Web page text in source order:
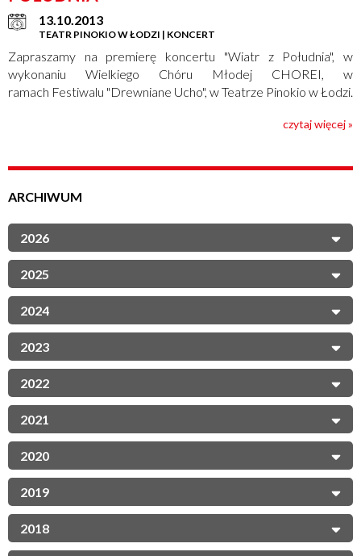
13.10.2013
TEATR PINOKIO W ŁODZI | KONCERT
Zapraszamy na premierę koncertu "Wiatr z Południa", w
wykonaniu Wielkiego Chóru Młodej CHOREI, w
ramach Festiwalu "Drewniane Ucho", w Teatrze Pinokio w Łodzi.
czytaj więcej »
ARCHIWUM
2026
2025
2024
2023
2022
2021
2020
2019
2018